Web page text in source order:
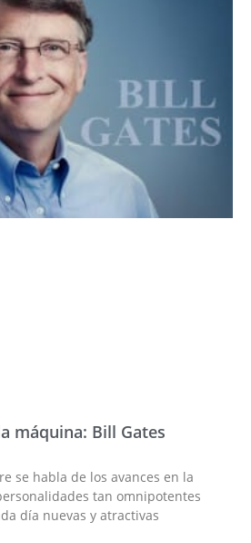
máquina: Bill Gates
se habla de los avances en la
tan omnipotentes
día nuevas y atractivas